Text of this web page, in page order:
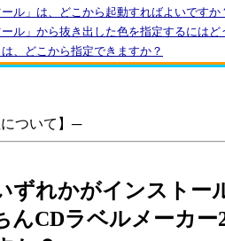
ル」は、どこから起動すればよいですか
ル」から抜き出した色を指定するには
、どこから指定できますか？
ついて】─
ずれかがインストー
んCDラベルメーカー